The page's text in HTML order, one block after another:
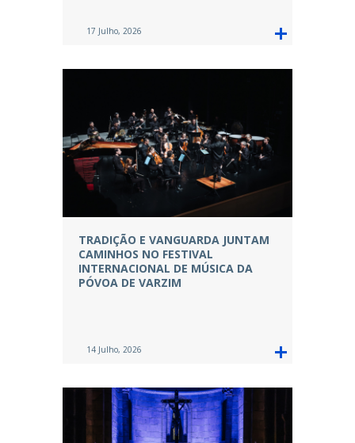
17 Julho, 2026
TRADIÇÃO E VANGUARDA JUNTAM
CAMINHOS NO FESTIVAL
INTERNACIONAL DE MÚSICA DA
PÓVOA DE VARZIM
14 Julho, 2026